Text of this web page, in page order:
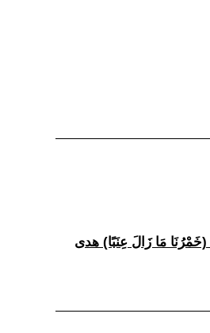
(خَمْرُنَا مَا زَالَ عِنَبًا) هدى